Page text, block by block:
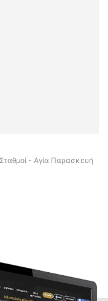
- Αγία Παρασκευή